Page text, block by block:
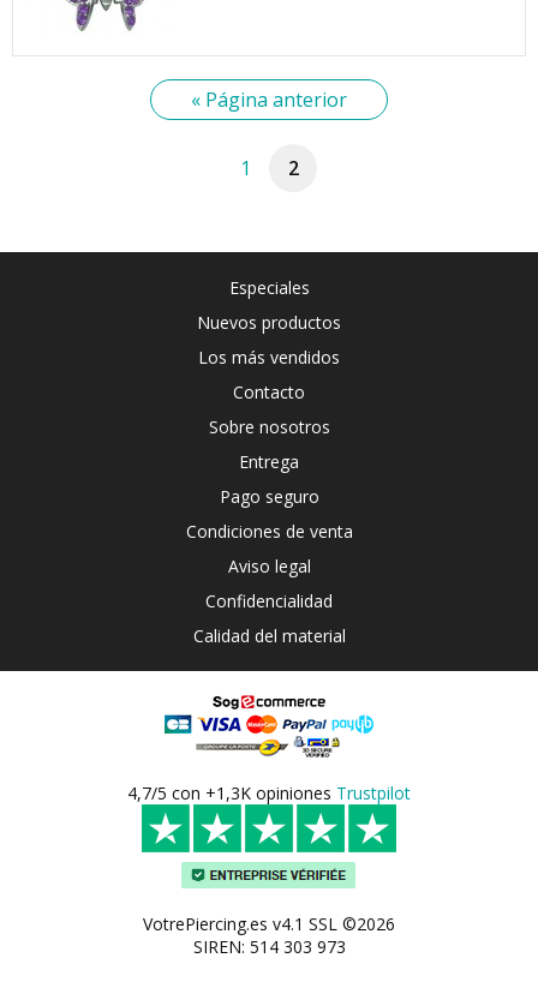
« Página anterior
1 2
Especiales
Nuevos productos
Los más vendidos
Contacto
Sobre nosotros
Entrega
Pago seguro
Condiciones de venta
Aviso legal
Confidencialidad
Calidad del material
4,7/5 con +1,3K opiniones Trustpilot
VotrePiercing.es v4.1 SSL ©2026
SIREN: 514 303 973